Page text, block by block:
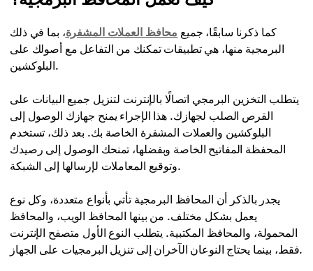
كما ذكرنا سابقًا، جميع محافظ العملات المشفرة، بما في ذلك
البرمجية منها، هي تطبيقات تمكنك من التفاعل مع أصولك على
البلوكشين.
يتطلب التخزين البرمجي اتصالًا بالإنترنت لتنزيل جميع البيانات على
القرص الصلب لجهازك. هذا الإجراء يمنح جهازك الوصول إلى
البلوكشين والعملات المشفرة الخاصة بك. بعد ذلك، تستخدم
المحفظة المفاتيح الخاصة وبفضلها، تمنحك الوصول إلى رصيدك
وتوقيع المعاملات لإرسالها إلى الشبكة.
يجدر بالذكر أن المحافظ البرمجية تأتي بأنواع متعددة، وكل نوع
يعمل بشكل مختلف. من بينها المحافظ الويب، والمحافظ
المحمولة، والمحافظ المكتبية. يتطلب النوع الأول متصفح الإنترنت
فقط، بينما يحتاج النوعان الآخران إلى تنزيل البرمجيات على الجهاز.